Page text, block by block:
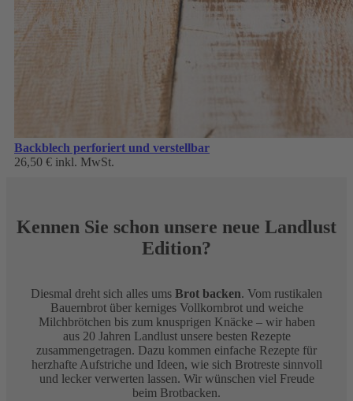
Backblech perforiert und verstellbar
26,50 € inkl. MwSt.
Kennen Sie schon unsere neue Landlust
Edition?
Diesmal dreht sich alles ums Brot backen. Vom rustikalen
Bauernbrot über kerniges Vollkornbrot und weiche
Milchbrötchen bis zum knusprigen Knäcke – wir haben
aus 20 Jahren Landlust unsere besten Rezepte
zusammengetragen. Dazu kommen einfache Rezepte für
herzhafte Aufstriche und Ideen, wie sich Brotreste sinnvoll
und lecker verwerten lassen. Wir wünschen viel Freude
beim Brotbacken.